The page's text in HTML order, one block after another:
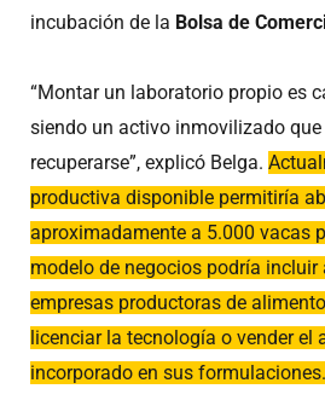
incubación de la Bolsa de
“Montar un laboratorio propio es
siendo un activo inmovilizado
recuperarse”, explicó Belga.
productiva disponible permitiría
aproximadamente a 5.000 vacas
modelo de negocios podría incluir
empresas productoras de
licenciar la tecnología o vender el
incorporado en sus formulaciones.